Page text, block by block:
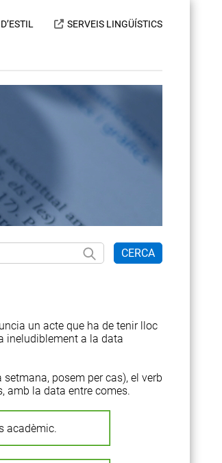
SERVEIS LINGÜÍSTICS
CERCA
un acte que ha de tenir lloc
ineludiblement a la data
posem per cas), el verb
amb la data entre comes.
acadèmic.